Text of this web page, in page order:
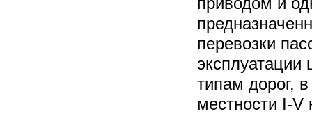
перевозки
типам дорог,
местности I-V